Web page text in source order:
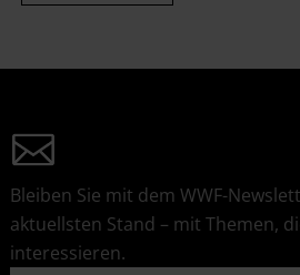
Bleiben Sie mit dem WWF-
aktuellsten Stand – mit Themen,
interessieren.